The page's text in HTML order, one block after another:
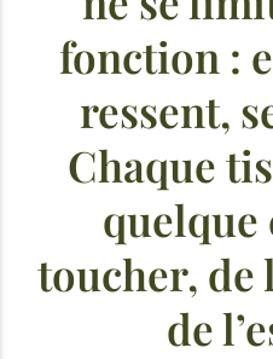
fonction :
ressent,
Chaque
quelque
toucher, de
de